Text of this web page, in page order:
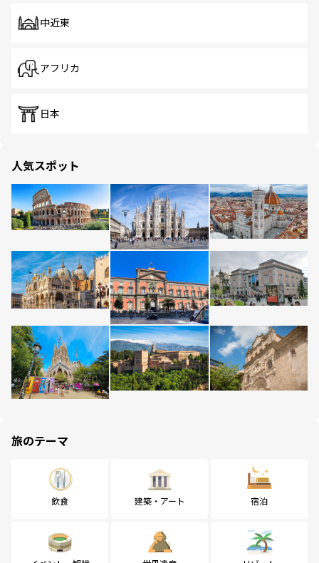
中近東
アフリカ
日本
人気スポット
旅のテーマ
飲食 建築・アート 宿泊